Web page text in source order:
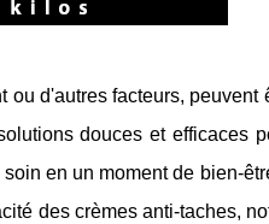
d'autres facteurs, peuvent
douces et efficaces
en un moment de bien-
des crèmes anti-taches,